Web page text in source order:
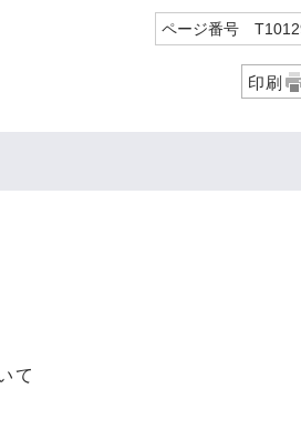
ページ番号
印刷
て